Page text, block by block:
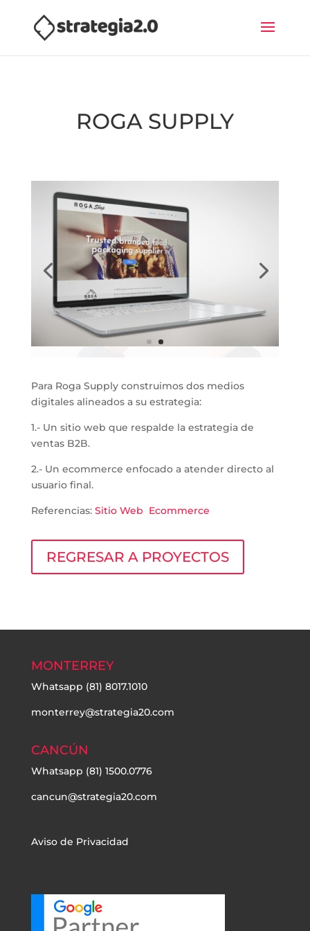
ROGA SUPPLY
Para Roga Supply construimos dos medios
digitales alineados a su estrategia:
1.- Un sitio web que respalde la estrategia de
ventas B2B.
2.- Un ecommerce enfocado a atender directo al
usuario final.
Referencias: Sitio Web Ecommerce
REGRESAR A PROYECTOS
MONTERREY
Whatsapp (81) 8017.1010
monterrey@strategia20.com
CANCÚN
Whatsapp (81) 1500.0776
cancun@strategia20.com
Aviso de Privacidad